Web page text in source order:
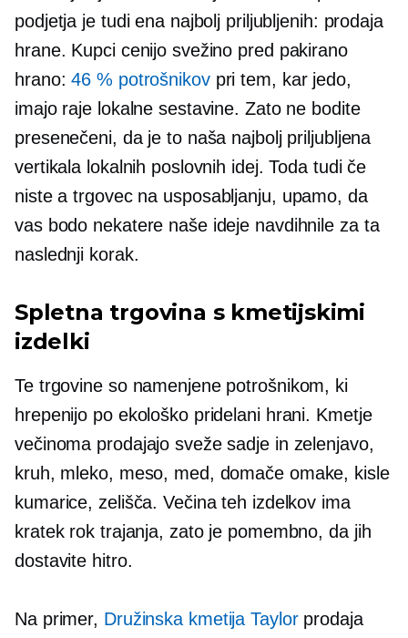
podjetja je tudi ena najbolj priljubljenih: prodaja
hrane. Kupci cenijo svežino pred pakirano
hrano:46 % potrošnikovpri tem, kar jedo,
imajo raje lokalne sestavine. Zato ne bodite
presenečeni, da je to naša najbolj priljubljena
vertikala lokalnih poslovnih idej. Toda tudi če
niste atrgovec na usposabljanju, upamo, da
vas bodo nekatere naše ideje navdihnile za ta
naslednji korak.
Spletna trgovina s kmetijskimi
izdelki
Te trgovine so namenjene potrošnikom, ki
hrepenijo po ekološko pridelani hrani. Kmetje
večinoma prodajajo sveže sadje in zelenjavo,
kruh, mleko, meso, med, domače omake, kisle
kumarice, zelišča. Večina teh izdelkov ima
kratek rok trajanja, zato je pomembno, da jih
dostavite hitro.
Na primer, Družinska kmetija Taylorprodaja